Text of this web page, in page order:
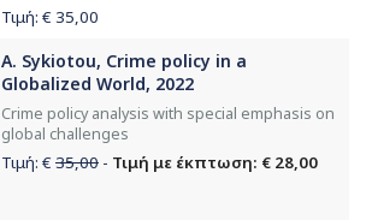
Τιμή: € 35,00
A. Sykiotou, Crime policy in a
Globalized World, 2022
Crime policy analysis with special emphasis on
global challenges
Τιμή: € 35,00 - Τιμή με έκπτωση: € 28,00